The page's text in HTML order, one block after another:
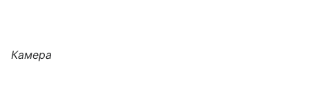
Камера